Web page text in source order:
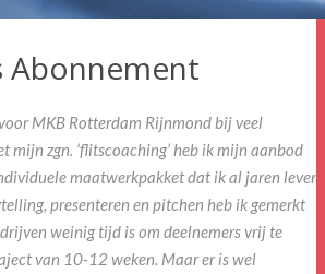
Abonnement
MKB Rotterdam Rijnmond bij veel
mijn zgn. ‘flitscoaching’ heb ik mijn aanbod
maatwerkpakket dat ik al jaren lever
presenteren en pitchen heb ik gemerkt
weinig tijd is om deelnemers vrij te
van 10-12 weken. Maar er is wel